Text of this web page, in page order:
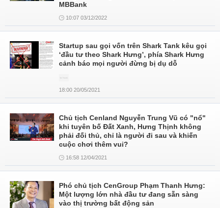
MBBank
10:07 03/12/2022
Startup sau gọi vốn trên Shark Tank kêu gọi
‘đầu tư theo Shark Hưng’, phía Shark Hưng
cảnh báo mọi người đừng bị dụ dỗ
18:00 20/05/2021
Chủ tịch Cenland Nguyễn Trung Vũ có "nổ"
khi tuyên bố Đất Xanh, Hưng Thịnh không
phải đối thủ, chỉ là người đi sau và khiến
cuộc chơi thêm vui?
16:58 12/04/2021
Phó chủ tịch CenGroup Phạm Thanh Hưng:
Một lượng lớn nhà đầu tư đang sẵn sàng
vào thị trường bất động sản